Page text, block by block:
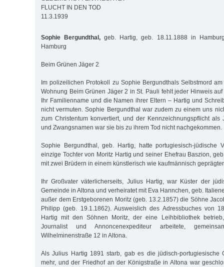
FLUCHT IN DEN TOD
11.3.1939
Sophie Bergundthal, geb. Hartig, geb. 18.11.1888 in
Hamburg
Beim Grünen Jäger 2
Im polizeilichen Protokoll zu Sophie Bergundthals Selbstmord
Wohnung Beim Grünen Jäger 2 in St. Pauli fehlt jeder Hinweis
Ihr Familienname und die Namen ihrer Eltern – Hartig und
nicht vermuten. Sophie Bergundthal war zudem zu einem uns
zum Christentum konvertiert, und der Kennzeichnungspflicht als
und Zwangsnamen war sie bis zu ihrem Tod nicht nachgekommen.
Sophie Bergundthal, geb. Hartig, hatte portugiesisch-jüdische
einzige Tochter von Moritz Hartig und seiner Ehefrau Baszion,
mit zwei Brüdern in einem künstlerisch wie kaufmännisch
Ihr Großvater väterlicherseits, Julius Hartig, war Küster der
Gemeinde in Altona und verheiratet mit Eva Hannchen, geb.
außer dem Erstgeborenen Moritz (geb. 13.2.1857) die Söhne
Philipp (geb. 19.1.1862). Ausweislich des Adressbuches von
Hartig mit den Söhnen Moritz, der eine Leihbibliothek
Journalist und Annoncenexpediteur arbeitete,
Wilhelminenstraße 12 in Altona.
Als Julius Hartig 1891 starb, gab es die jüdisch-portugiesische
mehr, und der Friedhof an der Königstraße in Altona war